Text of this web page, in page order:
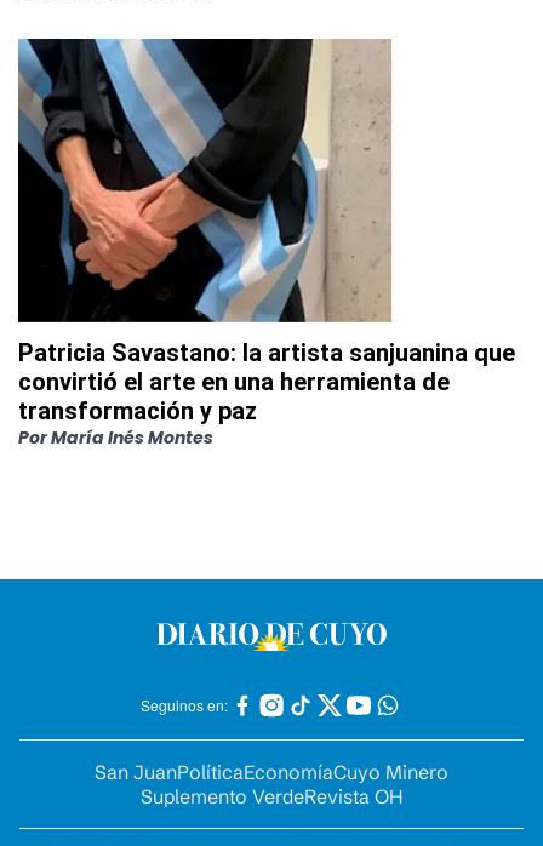
Patricia Savastano: la artista sanjuanina que
convirtió el arte en una herramienta de
transformación y paz
PorMaría Inés Montes
Seguinos en:
San JuanPolíticaEconomíaCuyo Minero
Suplemento VerdeRevista OH